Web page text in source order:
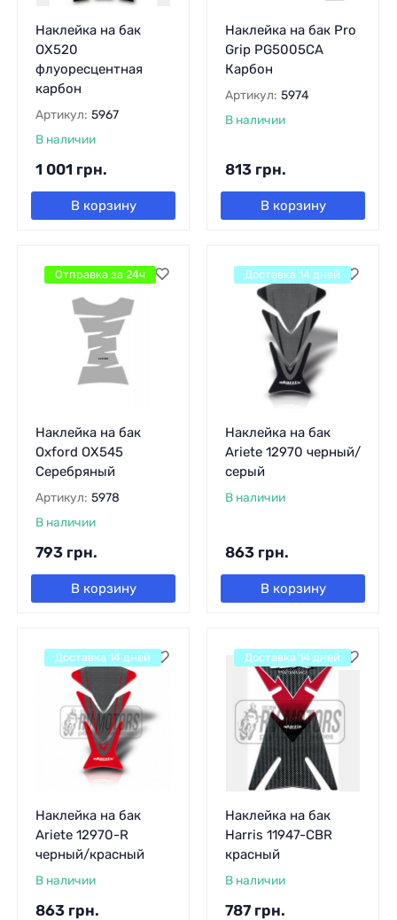
Наклейка на бак
OX520
флуоресцентная
карбон
Артикул: 5967
В наличии
1 001 грн.
В корзину
Наклейка на бак Pro
Grip PG5005CA
Карбон
Артикул: 5974
В наличии
813 грн.
В корзину
Наклейка на бак
Oxford OX545
Серебряный
Артикул: 5978
В наличии
793 грн.
В корзину
Отправка за 24ч
Наклейка на бак
Ariete 12970 черный/
серый
В наличии
863 грн.
В корзину
Доставка 14 дней
Наклейка на бак
Ariete 12970-R
черный/красный
В наличии
863 грн.
Доставка 14 дней
Наклейка на бак
Harris 11947-CBR
красный
В наличии
787 грн.
Доставка 14 дней